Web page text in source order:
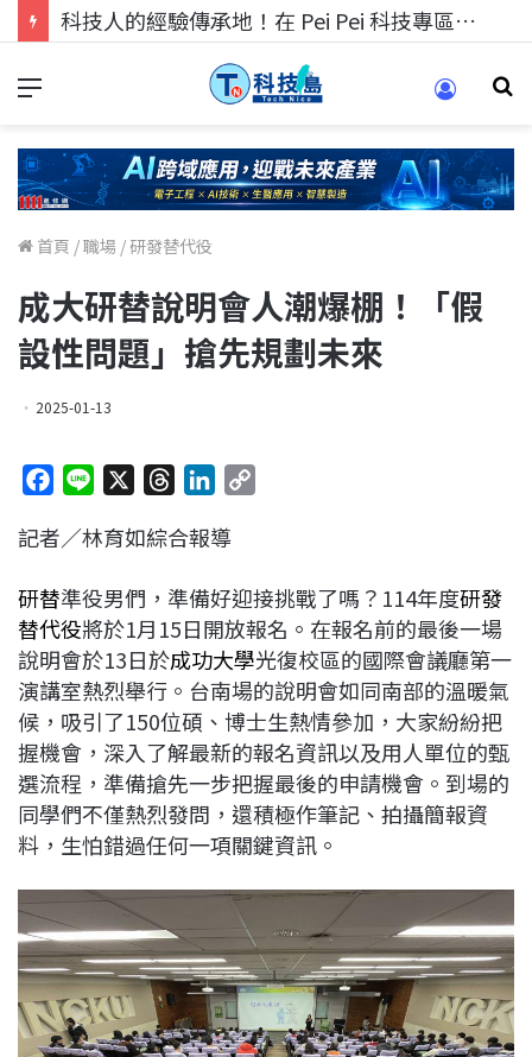
科技人找工作，就到TECH+ 科技專區!
首頁 /職場 / 研發替代役
成大研替說明會人潮爆棚！「假
設性問題」搶先規劃未來
2025-01-13
c
b
o
o
k
n
r
a
d
s
n
e
d
I
n
L
i
n
k
記者／林育如綜合報導
研替準役男們，準備好迎接挑戰了嗎？114年度研發
替代役將於1月15日開放報名。在報名前的最後一場
說明會於13日於成功大學光復校區的國際會議廳第一
演講室熱烈舉行。台南場的說明會如同南部的溫暖氣
候，吸引了150位碩、博士生熱情參加，大家紛紛把
握機會，深入了解最新的報名資訊以及用人單位的甄
選流程，準備搶先一步把握最後的申請機會。到場的
同學們不僅熱烈發問，還積極作筆記、拍攝簡報資
料，生怕錯過任何一項關鍵資訊。